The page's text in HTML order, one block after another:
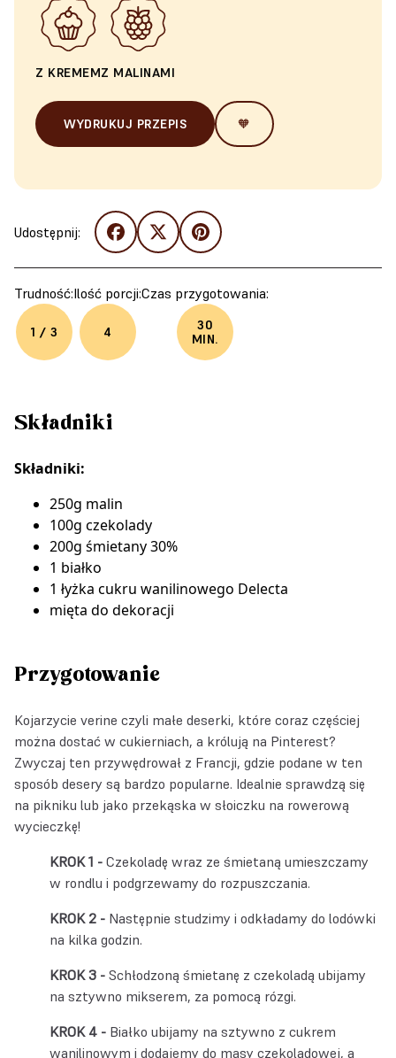
Z KREMEMZ MALINAMI
WYDRUKUJ PRZEPIS 🧡
Udostępnij:
Trudność:
1 / 3
Ilość porcji:
4
Czas przygotowania:
30
MIN.
Składniki
Składniki:
250g malin
100g czekolady
200g śmietany 30%
1 białko
1 łyżka cukru wanilinowego Delecta
mięta do dekoracji
Przygotowanie
Kojarzycie verine czyli małe deserki, które coraz częściej
można dostać w cukierniach, a królują na Pinterest?
Zwyczaj ten przywędrował z Francji, gdzie podane w ten
sposób desery są bardzo popularne. Idealnie sprawdzą się
na pikniku lub jako przekąska w słoiczku na rowerową
wycieczkę!
Czekoladę wraz ze śmietaną umieszczamy
w rondlu i podgrzewamy do rozpuszczania.
Następnie studzimy i odkładamy do lodówki
na kilka godzin.
Schłodzoną śmietanę z czekoladą ubijamy
na sztywno mikserem, za pomocą rózgi.
Białko ubijamy na sztywno z cukrem
wanilinowym i dodajemy do masy czekoladowej, a